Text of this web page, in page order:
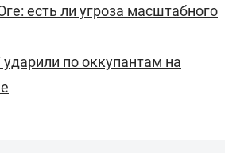
есть ли угроза масштабного
по оккупантам на